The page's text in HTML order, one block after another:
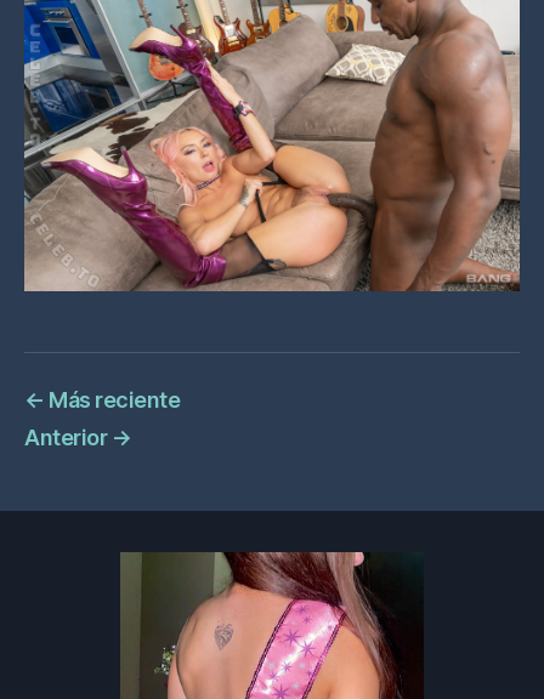
← Más reciente
Anterior →